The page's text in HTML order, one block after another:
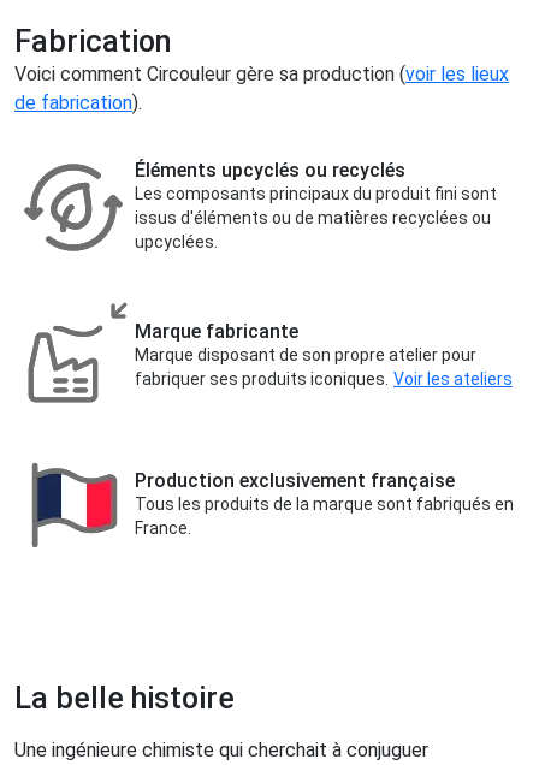
Fabrication
Voici comment Circouleur gère sa production (voir les lieux
de fabrication).
Éléments upcyclés ou recyclés
Les composants principaux du produit fini sont
issus d'éléments ou de matières recyclées ou
upcyclées.
Marque fabricante
Marque disposant de son propre atelier pour
fabriquer ses produits iconiques. Voir les ateliers
Production exclusivement française
Tous les produits de la marque sont fabriqués en
France.
La belle histoire
Une ingénieure chimiste qui cherchait à conjuguer